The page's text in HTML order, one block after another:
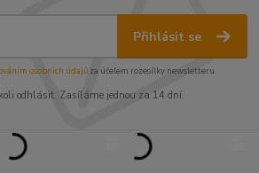
Přihlásit se
osobních údajůza účelem rozesílky newsletteru.
odhlásit. Zasíláme jednou za 14 dní.